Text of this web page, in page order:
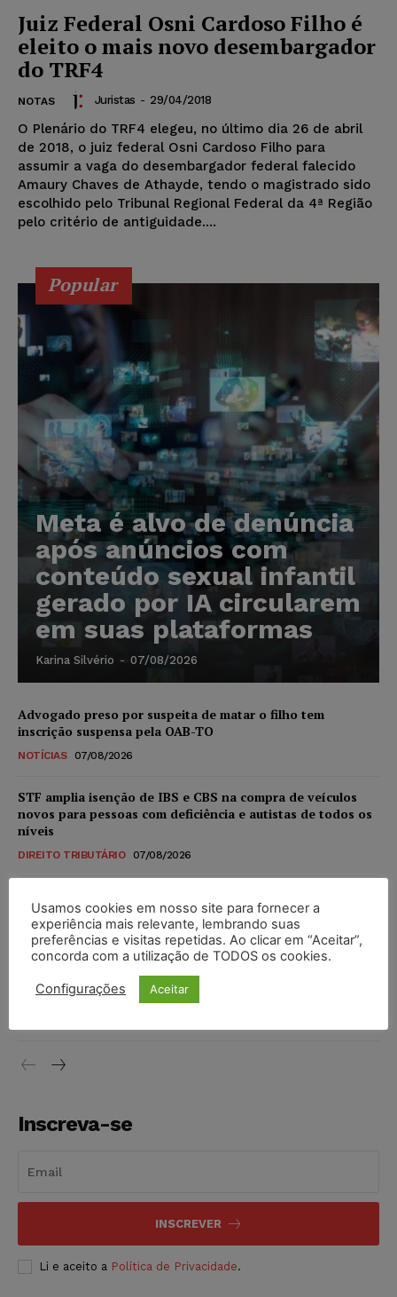
Juiz Federal Osni Cardoso Filho é
eleito o mais novo desembargador
do TRF4
NOTAS Juristas - 29/04/2018
O Plenário do TRF4 elegeu, no último dia 26 de abril
de 2018, o juiz federal Osni Cardoso Filho para
assumir a vaga do desembargador federal falecido
Amaury Chaves de Athayde, tendo o magistrado sido
escolhido pelo Tribunal Regional Federal da 4ª Região
pelo critério de antiguidade....
Popular
Meta é alvo de denúncia
após anúncios com
conteúdo sexual infantil
gerado por IA circularem
em suas plataformas
Karina Silvério - 07/08/2026
Advogado preso por suspeita de matar o filho tem
inscrição suspensa pela OAB-TO
NOTÍCIAS 07/08/2026
STF amplia isenção de IBS e CBS na compra de veículos
novos para pessoas com deficiência e autistas de todos os
níveis
DIREITO TRIBUTÁRIO 07/08/2026
vendia canetas emagrecedoras no local de trabalho
NOTÍCIAS 07/08/2026
Justiça de SP decreta prisão de suspeito investigado na
morte de advogado
Inscreva-se
INSCREVER
Li e aceito a Política de Privacidade.
Usamos cookies em nosso site para fornecer a
experiência mais relevante, lembrando suas
preferências e visitas repetidas. Ao clicar em “Aceitar”,
concorda com a utilização de TODOS os cookies.
Configurações Aceitar